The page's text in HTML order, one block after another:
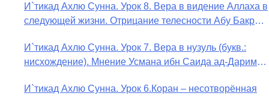
И`тикад Ахлю Сунна. Урок 8. Вера в видение Аллаха в
следующей жизни. Отрицание телесности Абу Бакром
ибн Саида ад-Дарими. Иман – это слова, дела и
познание
И`тикад Ахлю Сунна. Урок 7. Вера в нузуль (букв.:
нисхождение). Мнение Усмана ибн Саида ад-Дарими
описывается физическим движением?
И`тикад Ахлю Сунна. Урок 6.Коран – несотворённая